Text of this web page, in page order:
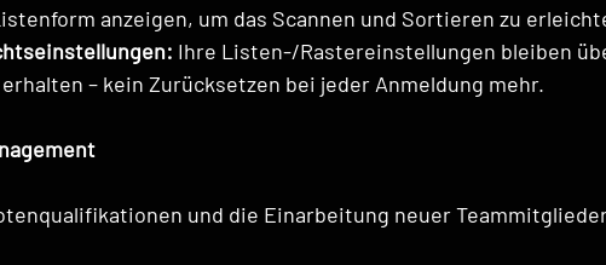
anzeigen, um das Scannen und Sortieren zu
Ihre Listen-/Rastereinstellungen bleiben
– kein Zurücksetzen bei jeder Anmeldung mehr.
und die Einarbeitung neuer